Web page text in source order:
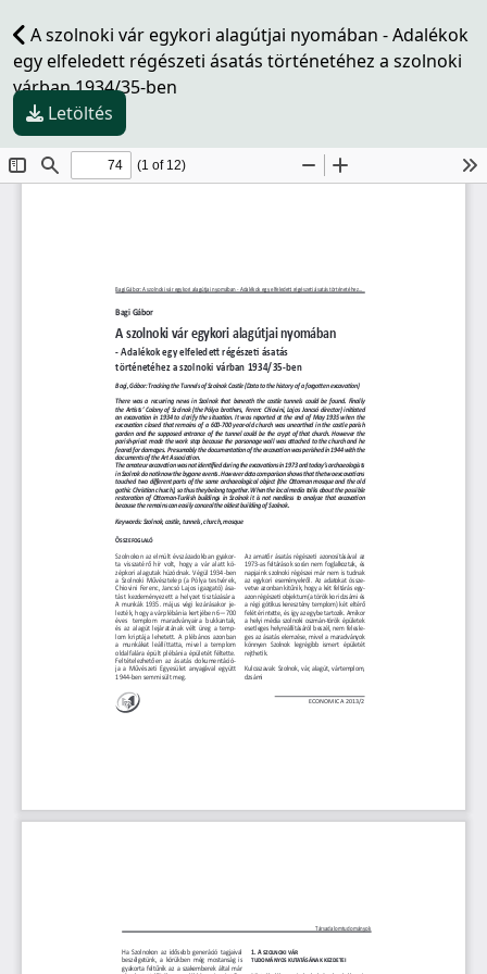
A szolnoki vár egykori alagútjai nyomában - Adalékok
egy elfeledett régészeti ásatás történetéhez a szolnoki
várban 1934/35-ben
Letöltés